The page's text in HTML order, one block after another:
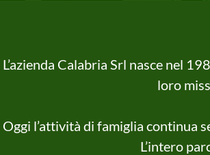
L’azienda Calabria Srl nasce nel
loro
Oggi l’attività di famiglia continua
L’intero